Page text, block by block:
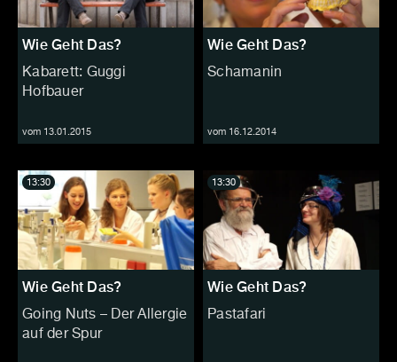
Wie Geht Das?
Kabarett: Guggi
Hofbauer
vom 13.01.2015
Wie Geht Das?
Schamanin
vom 16.12.2014
Wie Geht Das?
Going Nuts – Der Allergie
auf der Spur
13:30
Wie Geht Das?
Pastafari
13:30